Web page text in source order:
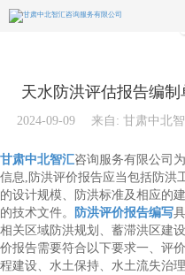
天水防洪评估报告编
2024-09-09 来自: 甘肃中北
甘肃中北智汇咨询服务有限公司
信息,防洪评价报告应当包括防洪
的设计规模、防洪标准及相应的
的技术文件。
防洪评价报告编写
相关区域防洪规划、蓄滞洪区建
价报告需要符合以下要求一、评
程建设、水土保持、水土流失治